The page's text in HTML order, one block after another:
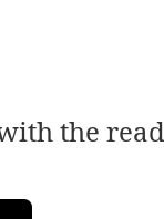
the